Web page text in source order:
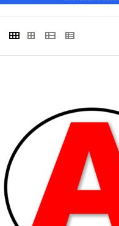
9,00 €
Accès réservé au service...
3,90 €
Accès réservé au service...
3,90 €